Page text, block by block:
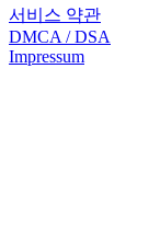
서비스 약관
DMCA / DSA
Impressum